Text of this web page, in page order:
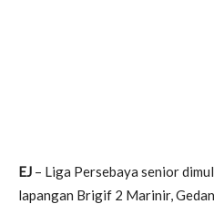
EJ – Liga Persebaya senior
lapangan Brigif 2 Marinir,